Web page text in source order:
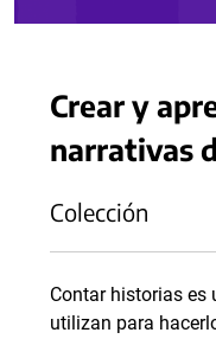
Crear y
narrativas
Colección
Contar historias es
utilizan para